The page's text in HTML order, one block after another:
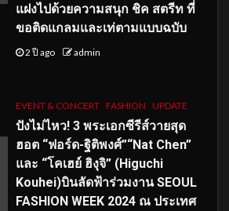
แฝงไปด้วยความสนุก ชิค สตรีท ที่
ขอติดแกลมและเท่ตามแบบฉบับ
2 ปี ago admin
EVENT & CONCERT FASHION UPDATE
ปังไม่ไหว! 3 พระเอกซีรีส์วายสุด
ฮอต “ฟอร์ด-ฐิติพงศ์”“Nat Chen”
และ “โคเฮย์ ฮิงุจิ” (Higuchi
Kouhei)บินลัดฟ้าร่วมงาน SEOUL
FASHION WEEK 2024 ณ ประเทศ